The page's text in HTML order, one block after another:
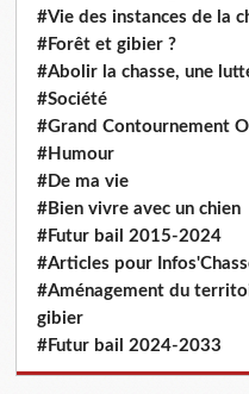
#Vie des instances de la
#Forêt et gibier ?
#Abolir la chasse, une
#Société
#Grand Contournement
#Humour
#De ma vie
#Bien vivre avec un chien
#Futur bail 2015-2024
#Articles pour
#Aménagement du
gibier
#Futur bail 2024-2033